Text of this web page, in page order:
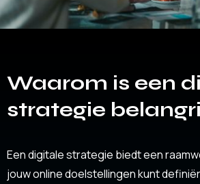
Waarom is een
strategie
Een digitale strategie biedt een
jouw online doelstellingen kunt